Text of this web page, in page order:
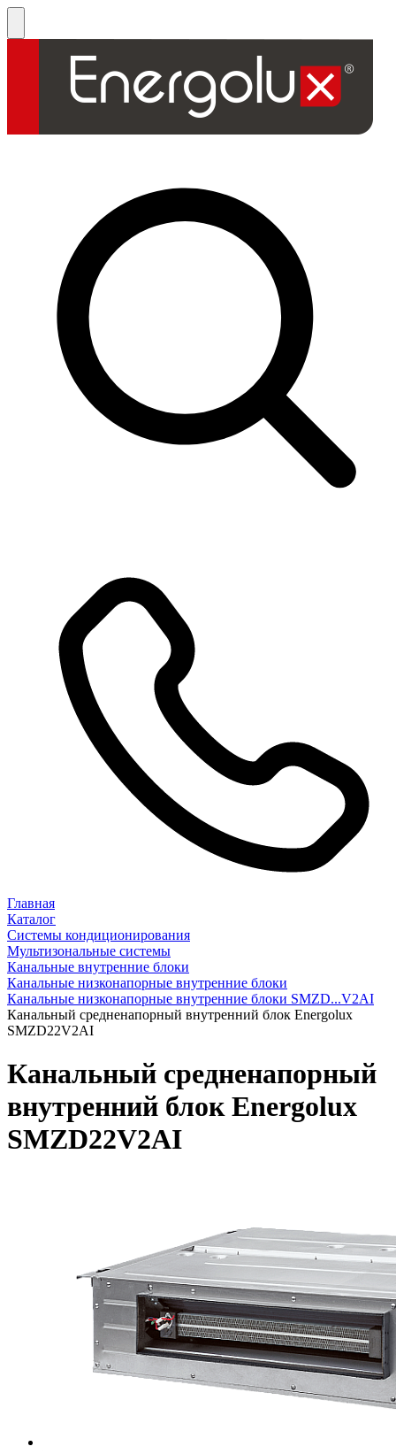
Главная
Каталог
Системы кондиционирования
Мультизональные системы
Канальные внутренние блоки
Канальные низконапорные внутренние блоки
Канальные низконапорные внутренние блоки SMZD...V2AI
Канальный средненапорный внутренний блок Energolux
SMZD22V2AI
Канальный средненапорный
внутренний блок Energolux
SMZD22V2AI